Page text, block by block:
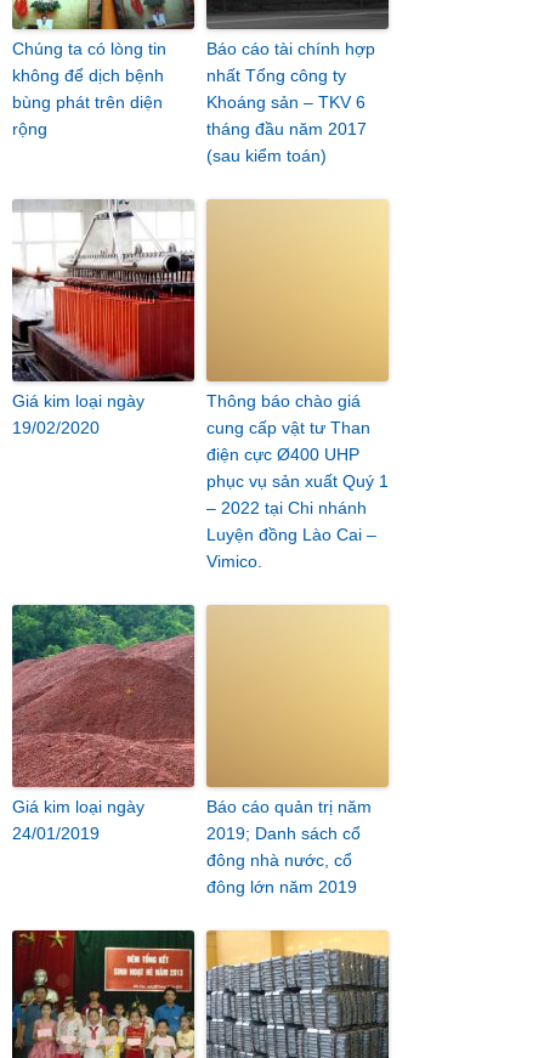
Chúng ta có lòng tin
không để dịch bệnh
bùng phát trên diện
rộng
Báo cáo tài chính hợp
nhất Tổng công ty
Khoáng sản – TKV 6
tháng đầu năm 2017
(sau kiểm toán)
Giá kim loại ngày
19/02/2020
Thông báo chào giá
cung cấp vật tư Than
điện cực Ø400 UHP
phục vụ sản xuất Quý 1
– 2022 tại Chi nhánh
Luyện đồng Lào Cai –
Vimico.
Giá kim loại ngày
24/01/2019
Báo cáo quản trị năm
2019; Danh sách cổ
đông nhà nước, cổ
đông lớn năm 2019